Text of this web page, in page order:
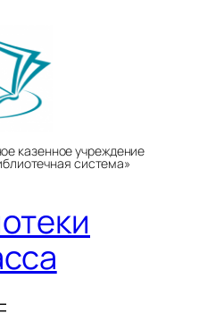
казенное учреждение
система»